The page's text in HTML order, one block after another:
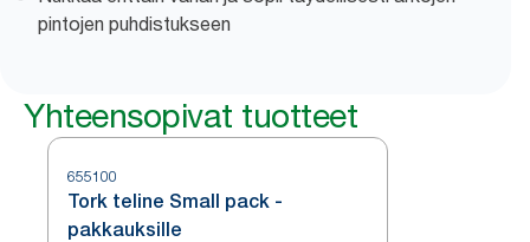
pintojen puhdistukseen
Yhteensopivat tuotteet
655100
Tork teline Small pack -
pakkauksille